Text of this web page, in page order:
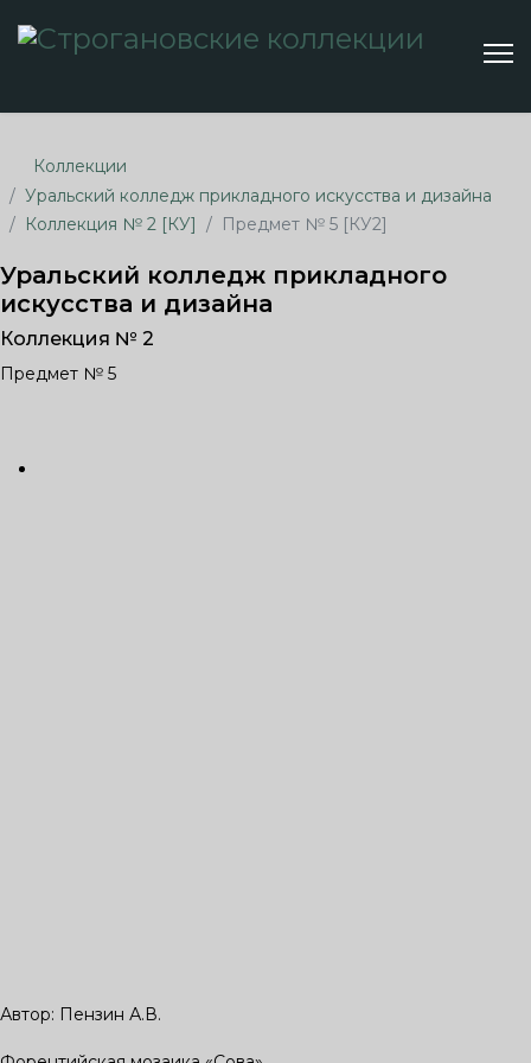
Коллекции
Уральский колледж прикладного искусства и дизайна
Коллекция № 2 [КУ]
Предмет № 5 [КУ2]
Уральский колледж прикладного
искусства и дизайна
Коллекция № 2
Предмет № 5
Автор: Пензин А.В.